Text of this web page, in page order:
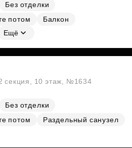
Без отделки
потом
Балкон
Ещё
секция, 10 этаж, №1634
Без отделки
потом
Раздельный санузел